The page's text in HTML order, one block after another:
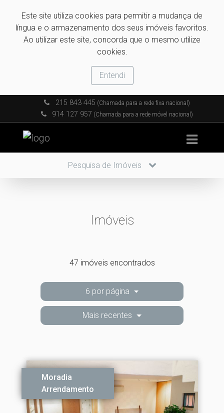
Este site utiliza cookies para permitir a mudança de
língua e o armazenamento dos seus imóveis favoritos.
Ao utilizar este site, concorda que o mesmo utilize
cookies.
Entendi
215 843 445 (Chamada para a rede fixa nacional)
914 127 957 (Chamada para a rede móvel nacional)
Pesquisa de Imóveis
Imóveis
47 imóveis encontrados
6 por página
Mais recentes
Moradia
Arrendamento